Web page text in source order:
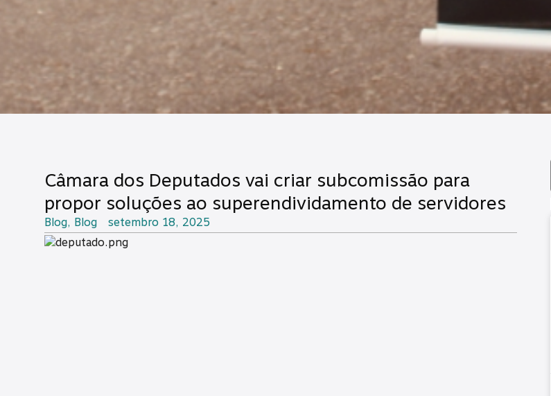
Câmara dos Deputados vai criar subcomissão para
propor soluções ao superendividamento de servidores
Blog, Blog setembro 18, 2025